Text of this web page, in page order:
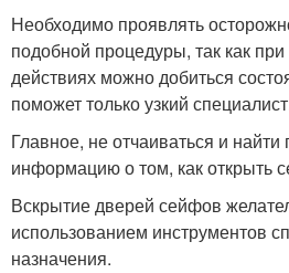
Необходимо проявлять
подобной процедуры, так как
действиях можно добиться
поможет только узкий
Главное, не отчаиваться и
информацию о том, как открыть
Вскрытие дверей сейфов
использованием инструментов
назначения.